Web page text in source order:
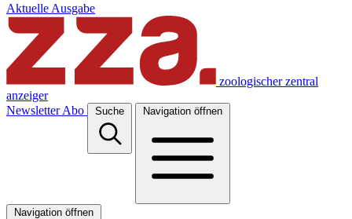
Aktuelle Ausgabe
zoologischer zentral
anzeiger
Newsletter Abo Suche Navigation öffnen
Navigation öffnen